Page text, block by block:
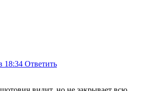
18:34 Ответить